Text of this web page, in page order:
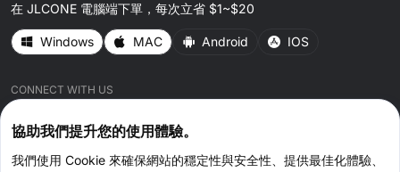
在 JLCONE 電腦端下單，每次立省 $1~$20
Windows MAC Android IOS
CONNECT WITH US
協助我們提升您的使用體驗。
我們使用 Cookie 來確保網站的穩定性與安全性、提供最佳化體驗、